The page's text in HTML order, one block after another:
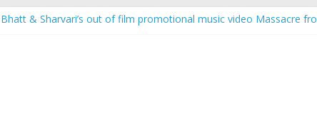
Bhatt & Sharvari’s out of film promotional music video Massacre
कहलाता है’ में शामिल हुए; अपने नए रोल और दमानी परिवार की एंट्री के बारे में बात की
भारतीय ज्वेलरी उद्योग को वैश्विक नेतृत्व की ओर ले जा रहा सबसे बड़ा मंच